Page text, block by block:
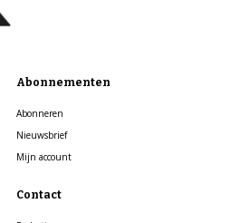
Abonnementen
Abonneren
Nieuwsbrief
Mijn account
Contact